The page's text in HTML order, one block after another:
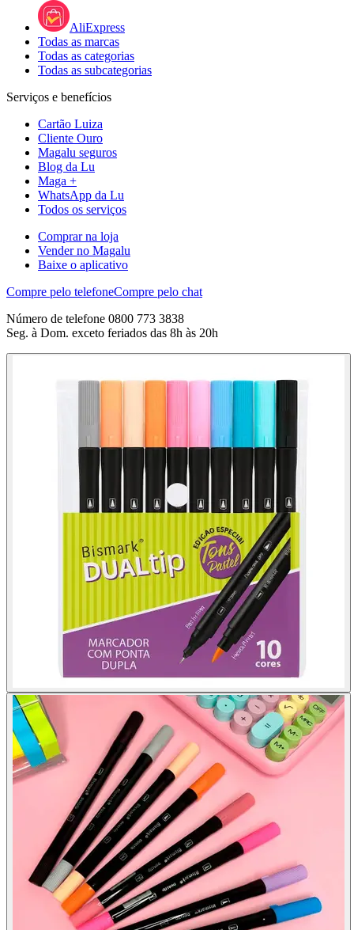
AliExpress
Todas as marcas
Todas as categorias
Todas as subcategorias
Serviços e benefícios
Cartão Luiza
Cliente Ouro
Magalu seguros
Blog da Lu
Maga +
WhatsApp da Lu
Todos os serviços
Comprar na loja
Vender no Magalu
Baixe o aplicativo
Compre pelo telefoneCompre pelo chat
Número de telefone 0800 773 3838
Seg. à Dom. exceto feriados das 8h às 20h